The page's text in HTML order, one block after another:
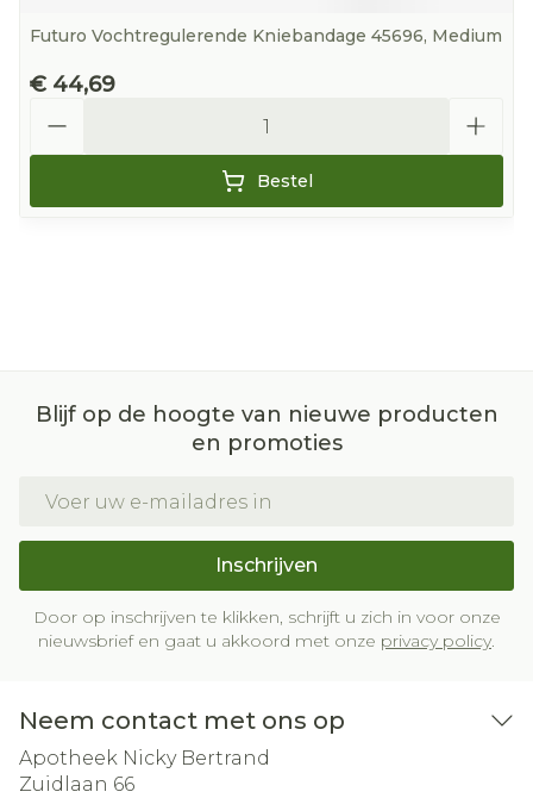
Futuro Vochtregulerende Kniebandage 45696, Medium
€ 44,69
Bestel
Blijf op de hoogte van nieuwe producten
en promoties
Inschrijven
Door op inschrijven te klikken, schrijft u zich in voor onze
nieuwsbrief en gaat u akkoord met onze privacy policy.
Neem contact met ons op
Apotheek Nicky Bertrand
Zuidlaan 66